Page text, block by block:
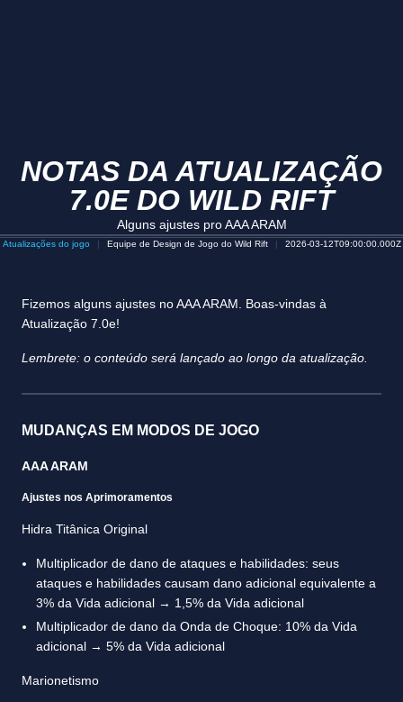
NOTAS DA ATUALIZAÇÃO
7.0E DO WILD RIFT
Alguns ajustes pro AAA ARAM
Atualizações do jogo Equipe de Design de Jogo do Wild Rift 2026-03-12T09:00:00.000Z
Fizemos alguns ajustes no AAA ARAM. Boas-vindas à
Atualização 7.0e!
Lembrete: o conteúdo será lançado ao longo da atualização.
MUDANÇAS EM MODOS DE JOGO
AAA ARAM
Ajustes nos Aprimoramentos
Hidra Titânica Original
Multiplicador de dano de ataques e habilidades: seus
ataques e habilidades causam dano adicional equivalente a
3% da Vida adicional → 1,5% da Vida adicional
Multiplicador de dano da Onda de Choque: 10% da Vida
adicional → 5% da Vida adicional
Marionetismo